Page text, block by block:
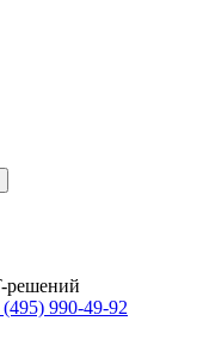
решений
990-49-92